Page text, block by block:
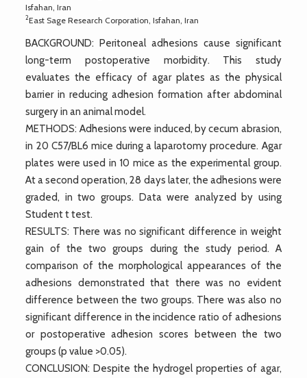
Isfahan, Iran
2East Sage Research Corporation, Isfahan, Iran
BACKGROUND: Peritoneal adhesions cause significant
long-term postoperative morbidity. This study
evaluates the efficacy of agar plates as the physical
barrier in reducing adhesion formation after abdominal
surgery in an animal model.
METHODS: Adhesions were induced, by cecum abrasion,
in 20 C57/BL6 mice during a laparotomy procedure. Agar
plates were used in 10 mice as the experimental group.
At a second operation, 28 days later, the adhesions were
graded, in two groups. Data were analyzed by using
Student t test.
RESULTS: There was no significant difference in weight
gain of the two groups during the study period. A
comparison of the morphological appearances of the
adhesions demonstrated that there was no evident
difference between the two groups. There was also no
significant difference in the incidence ratio of adhesions
or postoperative adhesion scores between the two
groups (p value >0.05).
CONCLUSION: Despite the hydrogel properties of agar,